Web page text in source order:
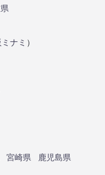
ナミ ）
宮崎県
鹿児島県